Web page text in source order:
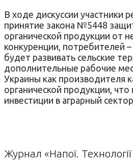
В ходе дискуссии участники
принятие закона №5448
органической продукции от
конкуренции, потребителей
будет развивать сельские
дополнительные рабочие
Украины как производителя
органической продукции,
инвестиции в аграрный
Журнал «Напої. Технології